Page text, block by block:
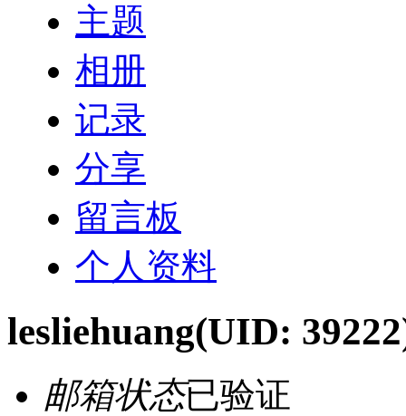
主题
相册
记录
分享
留言板
个人资料
lesliehuang(UID:
邮箱状态已验证